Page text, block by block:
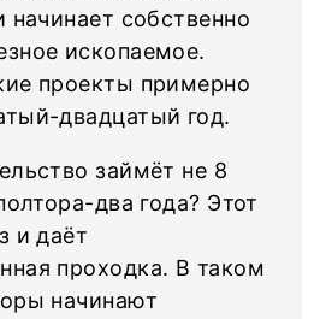
начинает собственно
ископаемое.
проекты примерно
двадцатый год.
займёт не 8
два года? Этот
и даёт
проходка. В таком
начинают